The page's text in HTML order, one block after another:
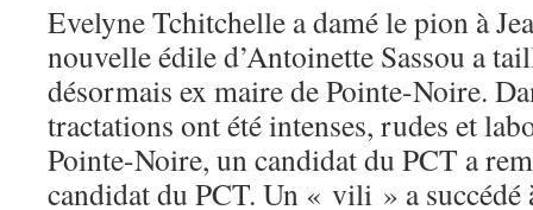
Evelyne Tchitchelle a damé le pion à
nouvelle édile d’Antoinette Sassou a
désormais ex maire de Pointe-Noire.
tractations ont été intenses, rudes et
Pointe-Noire, un candidat du PCT a
candidat du PCT. Un « vili » a